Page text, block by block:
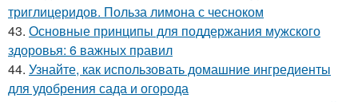
триглицеридов. Польза лимона с чесноком
43. Основные принципы для поддержания мужского
здоровья: 6 важных правил
44. Узнайте, как использовать домашние ингредиенты
для удобрения сада и огорода